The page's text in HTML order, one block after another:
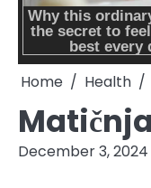
Home Health
December 3, 2024